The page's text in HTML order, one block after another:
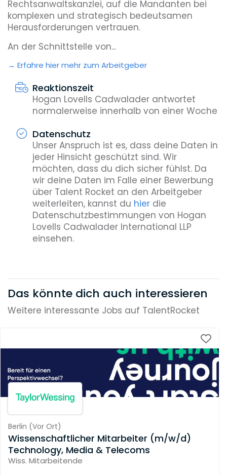
Rechtsanwaltskanzlei, auf die Mandanten bei
komplexen und strategisch bedeutsamen
Herausforderungen vertrauen.
An der Schnittstelle von...
Erfahre hier mehr zum Arbeitgeber
Reaktionszeit
Hogan Lovells Cadwalader antwortet
normalerweise innerhalb von einer Woche
Datenschutz
Unser Anspruch ist es, dass deine Daten in
jeder Hinsicht geschützt sind. Wir
möchten, dass du dich sicher fühlst. Da
wir deine Daten im Falle einer Bewerbung
über Talent Rocket an den Arbeitgeber
weiterleiten, kannst du hierdie
Datenschutzbestimmungen von Hogan
Lovells Cadwalader International LLP
einsehen.
Das könnte dich auch interessieren
Weitere interessante Jobs auf TalentRocket
Berlin (Vor Ort)
Wissenschaftlicher Mitarbeiter (m/w/d)
Technology, Media & Telecoms
Wiss. Mitarbeitende